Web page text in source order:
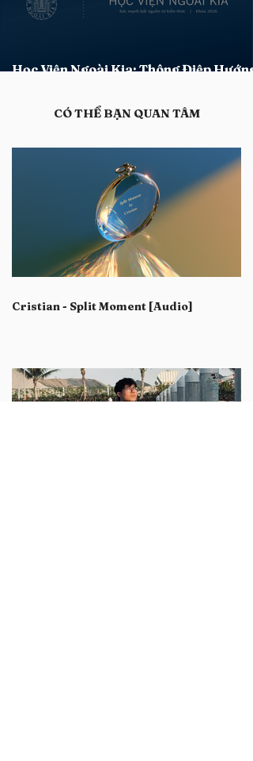
Học Viện Ngoài Kia: Thông Điệp Hướng
​CÓ THỂ BẠN QUAN TÂM
Cristian - Split Moment [Audio]